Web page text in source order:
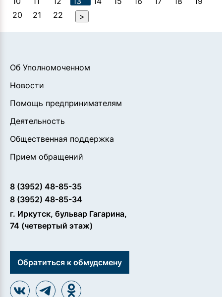
20
21 22 >
Об Уполномоченном
Новости
Помощь предпринимателям
Деятельность
Общественная поддержка
Прием обращений
8 (3952) 48-85-35
8 (3952) 48-85-34
г. Иркутск, бульвар Гагарина,
74 (четвертый этаж)
Обратиться к обмудсмену